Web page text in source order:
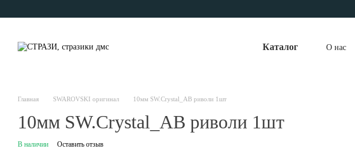
Каталог О нас
Главная SWAROVSKI оригинал 10мм SW.Crystal_AB риволи 1шт
10мм SW.Crystal_AB риволи 1шт
В наличии Оставить отзыв